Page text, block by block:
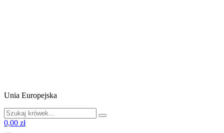
Unia Europejska
0,00 zł